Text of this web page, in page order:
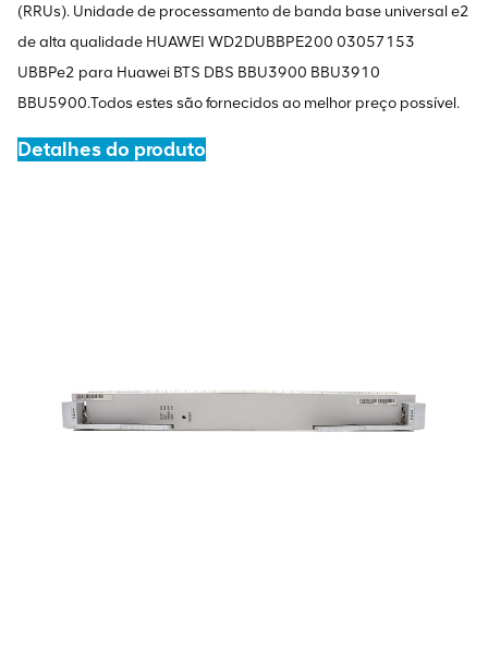
(RRUs). Unidade de processamento de banda base universal e2
de alta qualidade HUAWEI WD2DUBBPE200 03057153
UBBPe2 para Huawei BTS DBS BBU3900 BBU3910
BBU5900.Todos estes são fornecidos ao melhor preço possível.
Detalhes do produto